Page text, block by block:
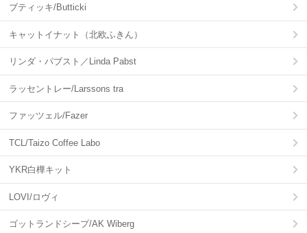
ブティッキ/Butticki
キャットイナット（北欧ふきん）
リンダ・パブスト／Linda Pabst
ラッセントレー/Larssons tra
ファッツェル/Fazer
TCL/Taizo Coffee Labo
YKR白樺キット
LOVI/ロヴィ
ゴットランドシープ/AK Wiberg